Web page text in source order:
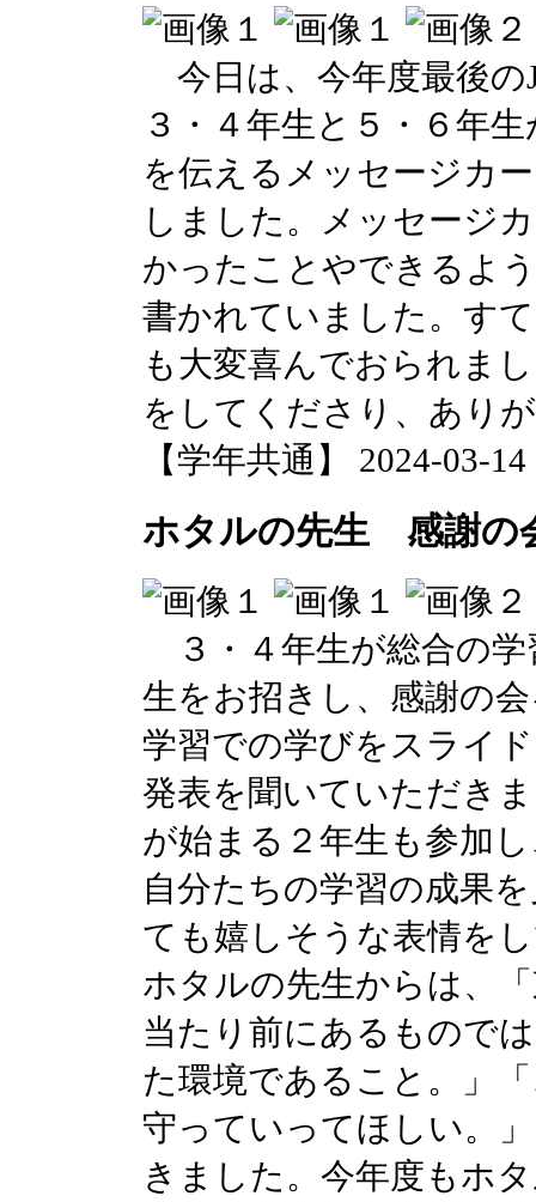
今日は、今年度最後の
３・４年生と５・６年
を伝えるメッセージカ
しました。メッセージ
かったことやできるよ
書かれていました。す
も大変喜んでおられま
をしてくださり、あり
【学年共通】 2024-03-
ホタルの先生 感謝の
３・４年生が総合の
生をお招きし、感謝の
学習での学びをスライ
発表を聞いていただき
が始まる２年生も参加
自分たちの学習の成果
ても嬉しそうな表情を
ホタルの先生からは、
当たり前にあるもので
た環境であること。」
守っていってほしい。
きました。今年度もホ